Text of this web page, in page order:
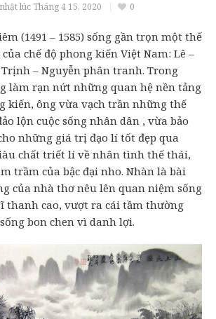
lúc Tháng 4 15, 2020 0
(1491 – 1585) sống gần trọn một thế
chế độ phong kiến Việt Nam: Lê –
– Nguyễn phân tranh. Trong
làm rạn nứt những quan hệ nền tảng
kiến, ông vừa vạch trần những thế
lộn cuộc sống nhân dân , vừa bảo
những giá trị đạo lí tốt đẹp qua
chất triết lí về nhân tình thế thái,
trầm của bậc đại nho. Nhàn là bài
của nhà thơ nêu lên quan niệm sống
thanh cao, vượt ra cái tầm thường
bon chen vì danh lợi.